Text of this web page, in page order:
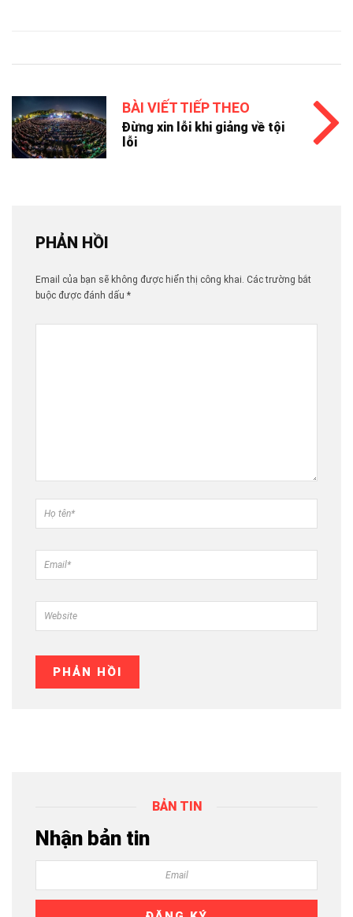
BÀI VIẾT TIẾP THEO
Đừng xin lỗi khi giảng về tội
lỗi
PHẢN HỒI
Email của bạn sẽ không được hiển thị công khai. Các trường bắt
buộc được đánh dấu *
BẢN TIN
Nhận bản tin